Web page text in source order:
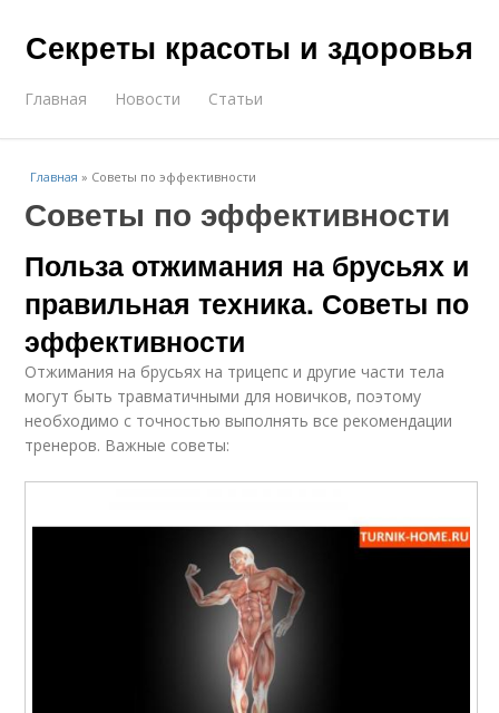
Секреты красоты и здоровья
Главная Новости Статьи
Главная » Советы по эффективности
Советы по эффективности
Польза отжимания на брусьях и
правильная техника. Советы по
эффективности
Отжимания на брусьях на трицепс и другие части тела
могут быть травматичными для новичков, поэтому
необходимо с точностью выполнять все рекомендации
тренеров. Важные советы: